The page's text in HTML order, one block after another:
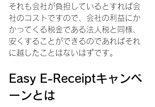
それも会社が負担しているとすれば会
社のコストですので、会社の利益にか
かってくる税金である法人税と同様、
安くすることができるのであればそれ
に越したことはないはずです。
Easy E-Receiptキャンペ
ーンとは